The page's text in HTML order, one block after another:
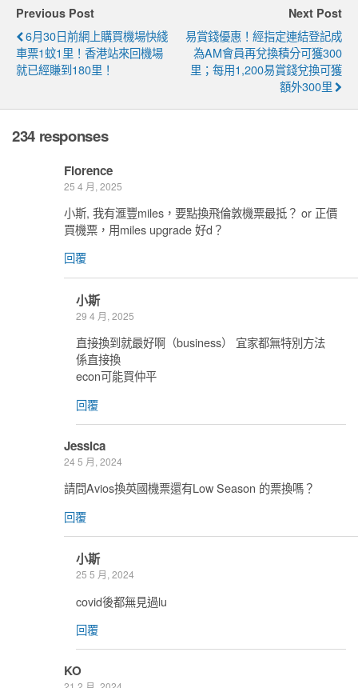
Previous Post
6月30日前網上購買機場快綫
車票1蚊1里！香港站來回機場
就已經賺到180里！
Next Post
易賞錢優惠！經指定連結登記成
為AM會員再兌換積分可獲300
里；每用1,200易賞錢兌換可獲
額外300里
234 responses
Florence
25 4 月, 2025
小斯, 我有滙豐miles，要點換飛倫敦機票最抵？ or 正價
買機票，用miles upgrade 好d？
回覆
小斯
29 4 月, 2025
直接換到就最好啊（business） 宜家都無特別方法
係直接換
econ可能買仲平
回覆
Jessica
24 5 月, 2024
請問Avios換英國機票還有Low Season 的票換嗎？
回覆
小斯
25 5 月, 2024
covid後都無見過lu
回覆
KO